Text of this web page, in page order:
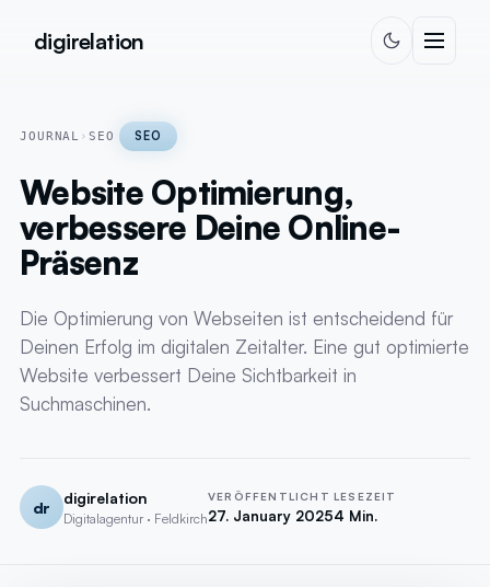
digirelation
JOURNAL ›SEO SEO
Website Optimierung,
verbessere Deine Online-
Präsenz
Die Optimierung von Webseiten ist entscheidend für
Deinen Erfolg im digitalen Zeitalter. Eine gut optimierte
Website verbessert Deine Sichtbarkeit in
Suchmaschinen.
dr
digirelation
Digitalagentur · Feldkirch
VERÖFFENTLICHT
27. January 2025
LESEZEIT
4 Min.